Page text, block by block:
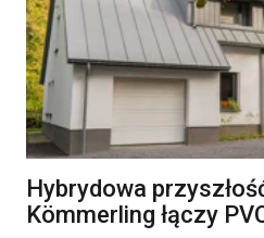
Hybrydowa
Kömmerling łączy